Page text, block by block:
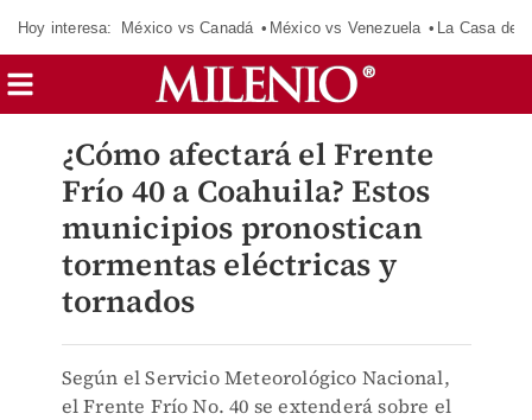
Hoy interesa: México vs Canadá México vs Venezuela La Casa de
¿Cómo afectará el Frente
Frío 40 a Coahuila? Estos
municipios pronostican
tormentas eléctricas y
tornados
Según el Servicio Meteorológico Nacional,
el Frente Frío No. 40 se extenderá sobre el